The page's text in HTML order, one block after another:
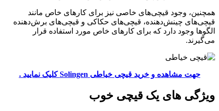
همچنین، وجود قیچی‌های خاصی نیز برای کارهای خاص مانند
قیچی‌های چینش‌دهنده، قیچی‌های حکاکی و قیچی‌های برش‌دهنده
الگوها وجود دارد که برای کارهای خاص مورد استفاده قرار
می‌گیرند.
جهت مشاهده و خرید قیچی خیاطی Solingen کلیک نمایید .
ویژگی های یک قیچی خوب